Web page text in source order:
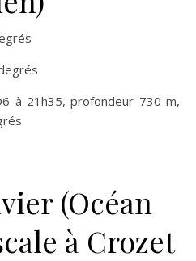
à 21h35, profondeur 730 m,
(Océan
à Crozet